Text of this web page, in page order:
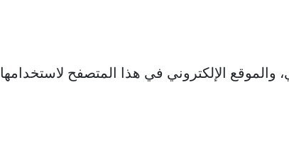
الإلكتروني في هذا المتصفح لاستخدامها